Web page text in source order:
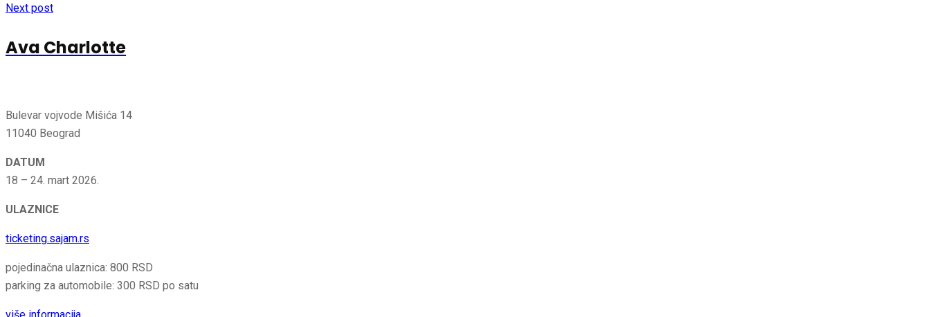
Next post
Ava Charlotte
Bulevar vojvode Mišića 14
11040 Beograd
DATUM
18 – 24. mart 2026.
ULAZNICE
ticketing.sajam.rs
pojedinačna ulaznica: 800 RSD
parking za automobile: 300 RSD po satu